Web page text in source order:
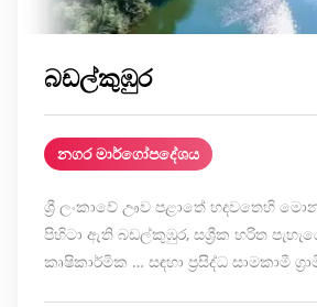
බඩල්කුඹුර
නගර මාර්ගෝපදේශය
ශ්‍රී ලංකාවේ ඌව පළාතේ හදවතෙහි
පිහිටා ඇති බඩල්කුඹුර, සශ්‍රීක හරිත
කෘෂිකාර්මික … සඳහා ප්‍රසිද්ධ සාමකාමී